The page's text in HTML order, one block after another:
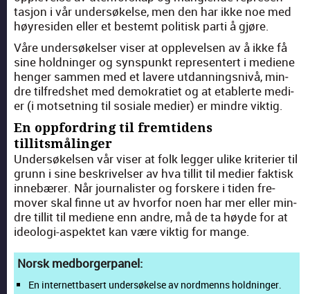
tasjon i vår under­søkelse, men den har ikke noe med
høyres­i­den eller et bestemt poli­tisk par­ti å gjøre.
Våre under­søkelser vis­er at opplevelsen av å ikke få
sine hold­ninger og syn­spunkt rep­re­sen­tert i medi­ene
henger sam­men med et lavere utdan­ningsnivå, min­
dre til­fred­shet med demokrati­et og at etablerte medi­
er (i mot­set­ning til sosiale medi­er) er min­dre vik­tig.
En oppfordring til fremtidens
tillitsmålinger
Under­søkelsen vår vis­er at folk leg­ger ulike kri­terier til
grunn i sine beskriv­elser av hva tillit til medi­er fak­tisk
innebær­er. Når jour­nal­is­ter og forskere i tiden fre­
mover skal finne ut av hvor­for noen har mer eller min­
dre tillit til medi­ene enn andre, må de ta høyde for at
ide­olo­gi-aspek­tet kan være vik­tig for mange.
Norsk med­bor­ger­pa­nel:
En inter­nett­ba­sert under­sø­kel­se av nord­menns hold­nin­ger.